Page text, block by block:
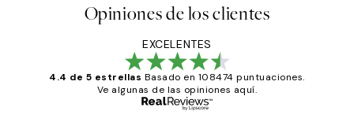
Opiniones de los clientes
EXCELENTES
4.4 de 5 estrellas Basado en 108474 puntuaciones.
Ve algunas de las opiniones aquí.